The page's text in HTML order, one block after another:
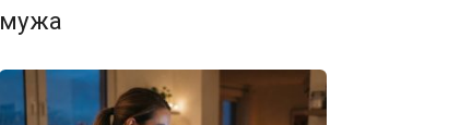
мужа